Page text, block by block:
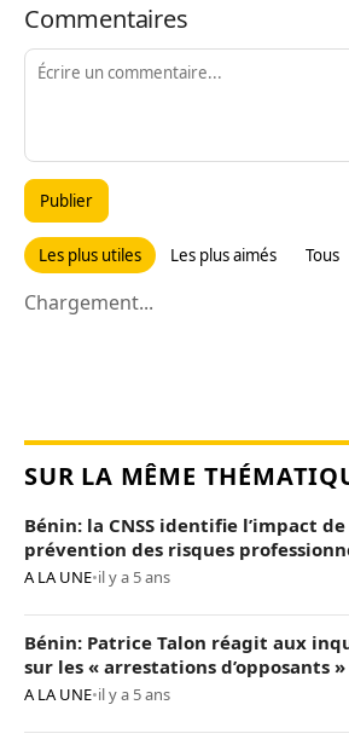
Commentaires
Publier
Les plus utiles Les plus aimés Tous
Chargement...
SUR LA MÊME
Bénin: la CNSS identifie l’impact
prévention des risques
A LA UNE•il y a 5 ans
Bénin: Patrice Talon réagit aux
sur les « arrestations d’opposants »
A LA UNE•il y a 5 ans